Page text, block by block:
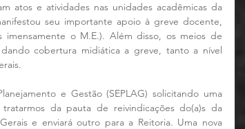
atos e atividades nas unidades acadêmicas da
seu importante apoio à greve docente,
imensamente o M.E.). Além disso, os meios de
cobertura midiática a greve, tanto a nível
e Gestão (SEPLAG) solicitando uma
da pauta de reivindicações do(a)s da
e enviará outro para a Reitoria. Uma nova